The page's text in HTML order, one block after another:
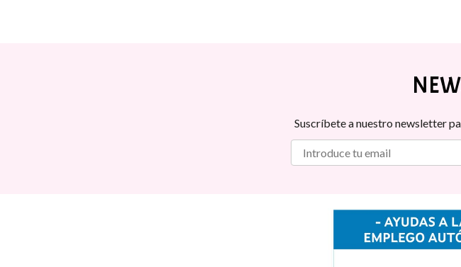
Suscríbete a nuestro newsletter